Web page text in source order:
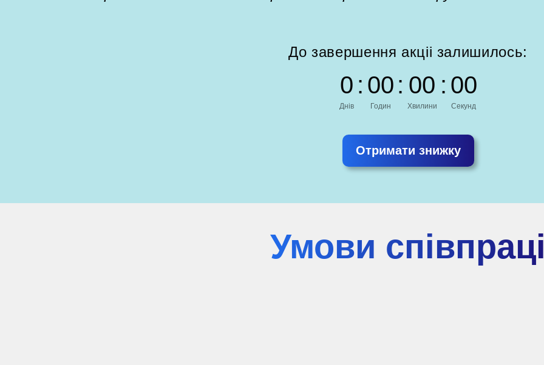
До завершення акціі залишилось:
0
Днів
: 00
Годин
: 00
Хвилини
: 00
Секунд
Отримати знижку
Умови